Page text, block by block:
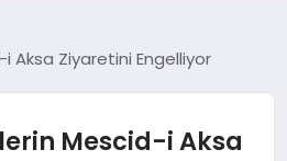
Aksa Ziyaretini Engelliyor
Mescid-i Aksa